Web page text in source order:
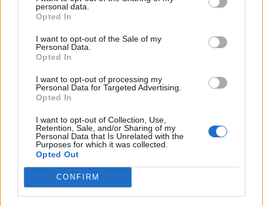
personal data.
Opted In
I want to opt-out of the Sale of my
Personal Data.
Opted In
I want to opt-out of processing my
Personal Data for Targeted Advertising.
Opted In
I want to opt-out of Collection, Use,
Retention, Sale, and/or Sharing of my
Personal Data that Is Unrelated with the
Purposes for which it was collected.
Opted Out
CONFIRM
νοικοκυριού και υπηρεσίες, λόγω αύξησης
κυρίως των τιμών στις οικιακές υπηρεσίες.
Μέρος της αύξησης αυτής αντισταθμίστηκε
από τη μείωση κυρίως των τιμών σε: έπιπλα-
διακοσμητικά είδη-τάπητες, οικιακές
συσκευές και επισκευές, είδη άμεσης
κατανάλωσης νοικοκυριού.
1,2% στην ομάδα Υγεία, λόγω αύξησης
κυρίως των τιμών σε: ιατρικά προϊόντα,
υπηρεσίες εξωνοσοκομειακής περίθαλψης,
νοσοκομειακή περίθαλψη. Μέρος της
αύξησης αυτής αντισταθμίστηκε από τη